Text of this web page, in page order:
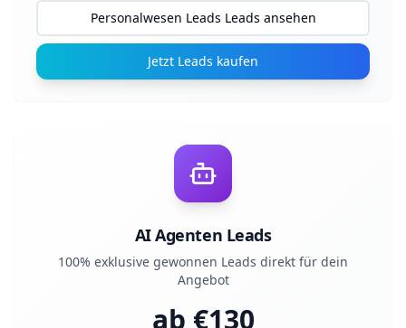
Personalwesen Leads Leads ansehen
Jetzt Leads kaufen
AI Agenten Leads
100% exklusive gewonnen Leads direkt für dein
Angebot
ab €130